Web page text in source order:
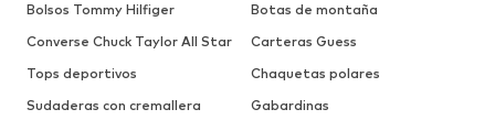
Bolsos Tommy Hilfiger
Botas de montaña
Converse Chuck Taylor All Star
Carteras Guess
Tops deportivos
Chaquetas polares
Sudaderas con cremallera
Gabardinas